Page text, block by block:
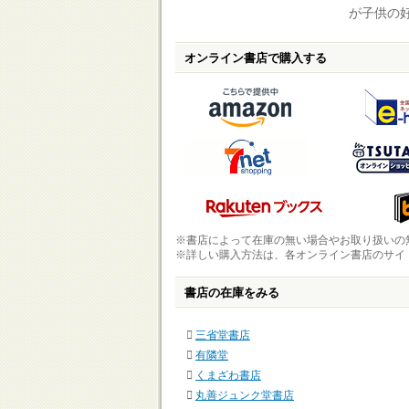
が子供の
オンライン書店で購入する
※書店によって在庫の無い場合やお取り扱い
※詳しい購入方法は、各オンライン書店のサイ
書店の在庫をみる
三省堂書店
有隣堂
くまざわ書店
丸善ジュンク堂書店